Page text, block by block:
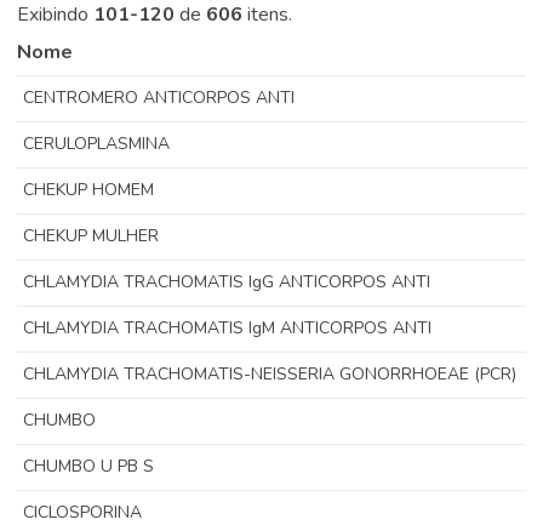
Exibindo 101-120 de 606 itens.
Nome
CENTROMERO ANTICORPOS ANTI
CERULOPLASMINA
CHEKUP HOMEM
CHEKUP MULHER
CHLAMYDIA TRACHOMATIS IgG ANTICORPOS ANTI
CHLAMYDIA TRACHOMATIS IgM ANTICORPOS ANTI
CHLAMYDIA TRACHOMATIS-NEISSERIA GONORRHOEAE (PCR)
CHUMBO
CHUMBO U PB S
CICLOSPORINA